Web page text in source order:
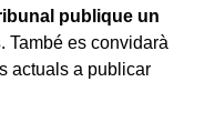
publique un
. També es convidarà
actuals a publicar